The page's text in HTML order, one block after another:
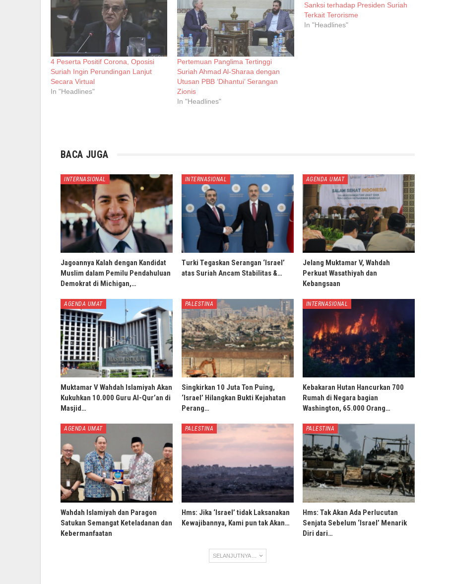
4 Peserta Positif Corona, Oposisi
Suriah Ingin Perundingan Lanjut
Secara Virtual
In "Headlines"
Pertemuan Panglima Tertinggi
Suriah Ahmad Al-Sharaa dengan
Utusan PBB ‘Dihantui’ Serangan
Zionis
In "Headlines"
Sanksi terhadap Presiden Suriah
Terkait Terorisme
In "Headlines"
BACA JUGA
INTERNASIONAL
Jagoannya Kalah dengan Kandidat
Muslim dalam Pemilu Pendahuluan
Demokrat di Michigan,…
INTERNASIONAL
Turki Tegaskan Serangan ‘Israel’
atas Suriah Ancam Stabilitas &…
AGENDA UMAT
Jelang Muktamar V, Wahdah
Perkuat Wasathiyah dan
Kebangsaan
AGENDA UMAT
Muktamar V Wahdah Islamiyah Akan
Kukuhkan 10.000 Guru Al-Qur’an di
Masjid…
PALESTINA
Singkirkan 10 Juta Ton Puing,
‘Israel’ Hilangkan Bukti Kejahatan
Perang…
INTERNASIONAL
Kebakaran Hutan Hancurkan 700
Rumah di Negara bagian
Washington, 65.000 Orang…
AGENDA UMAT
Wahdah Islamiyah dan Paragon
Satukan Semangat Keteladanan dan
Kebermanfaatan
PALESTINA
Hms: Jika ‘Israel’ tidak Laksanakan
Kewajibannya, Kami pun tak Akan…
PALESTINA
Hms: Tak Akan Ada Perlucutan
Senjata Sebelum ‘Israel’ Menarik
Diri dari…
SELANJUTNYA ...